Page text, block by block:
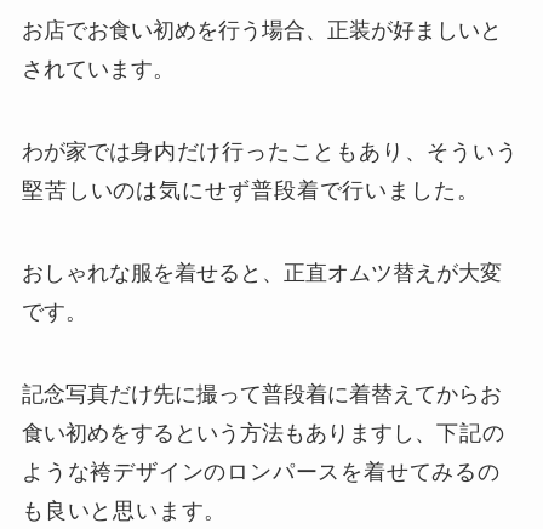
お店でお食い初めを行う場合、正装が好ましいと
されています。
わが家では身内だけ行ったこともあり、 そういう
堅苦しいのは気にせず普段着で行いました。
おしゃれな服を着せると、正直オムツ替えが大変
です。
記念写真だけ先に撮って普段着に着替えてからお
食い初めをするという方法もありますし、 下記の
ような袴デザインのロンパースを着せてみるの
も良いと思います。